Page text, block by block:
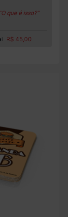
“O que é isso?”
R$ 45,00